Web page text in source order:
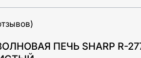
)
ПЕЧЬ SHARP R-